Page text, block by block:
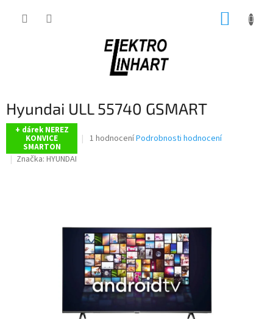
Hyundai ULL 55740 GSMART
+ dárek NEREZ
KONVICE
SMARTON
Průměrné
1 hodnoceníPodrobnosti hodnocení
Značka: HYUNDAI